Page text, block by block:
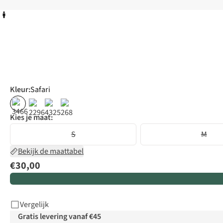
Kleur:Safari
Kies je maat:
S
M
Bekijk de maattabel
€30,00
Vergelijk
Gratis levering vanaf €45